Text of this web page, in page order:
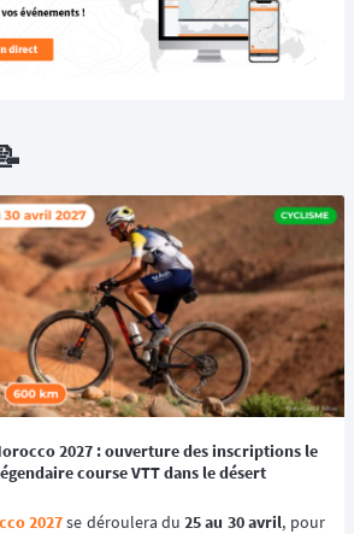
2027 : ouverture des inscriptions le
course VTT dans le désert
2027 se déroulera du 25 au 30 avril, pour